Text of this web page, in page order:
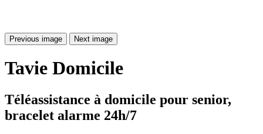
Previous image Next image
Tavie Domicile
Téléassistance à domicile pour senior,
bracelet alarme 24h/7